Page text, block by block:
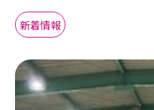
新着情報